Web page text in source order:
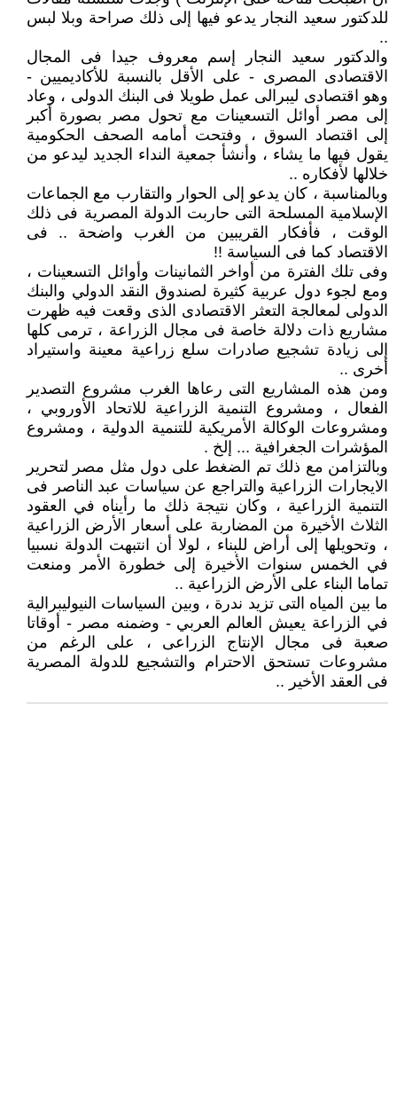
للدكتور سعيد النجار يدعو فيها إلى ذلك صراحة وبلا لبس
..
والدكتور سعيد النجار إسم معروف جيدا فى المجال
الاقتصادى المصرى - على الأقل بالنسبة للأكاديميين -
وهو اقتصادى ليبرالى عمل طويلا فى البنك الدولى ، وعاد
إلى مصر أوائل التسعينات مع تحول مصر بصورة أكبر
إلى اقتصاد السوق ، وفتحت أمامه الصحف الحكومية
يقول فيها ما يشاء ، وأنشأ جمعية النداء الجديد ليدعو من
خلالها لأفكاره ..
وبالمناسبة ، كان يدعو إلى الحوار والتقارب مع الجماعات
الإسلامية المسلحة التى حاربت الدولة المصرية فى ذلك
الوقت ، فأفكار القريبين من الغرب واضحة .. فى
الاقتصاد كما فى السياسة !!
وفى تلك الفترة من أواخر الثمانينات وأوائل التسعينات ،
ومع لجوء دول عربية كثيرة لصندوق النقد الدولي والبنك
الدولى لمعالجة التعثر الاقتصادى الذى وقعت فيه ظهرت
مشاريع ذات دلالة خاصة فى مجال الزراعة ، ترمى كلها
إلى زيادة تشجيع صادرات سلع زراعية معينة واستيراد
أخرى ..
ومن هذه المشاريع التى رعاها الغرب مشروع التصدير
الفعال ، ومشروع التنمية الزراعية للاتحاد الأوروبي ،
ومشروعات الوكالة الأمريكية للتنمية الدولية ، ومشروع
المؤشرات الجغرافية ... إلخ .
وبالتزامن مع ذلك تم الضغط على دول مثل مصر لتحرير
الايجارات الزراعية والتراجع عن سياسات عبد الناصر فى
التنمية الزراعية ، وكان نتيجة ذلك ما رأيناه في العقود
الثلاث الأخيرة من المضاربة على أسعار الأرض الزراعية
، وتحويلها إلى أراض للبناء ، لولا أن انتبهت الدولة نسبيا
في الخمس سنوات الأخيرة إلى خطورة الأمر ومنعت
تماما البناء على الأرض الزراعية ..
ما بين المياه التى تزيد ندرة ، وبين السياسات النيوليبرالية
في الزراعة يعيش العالم العربي - وضمنه مصر - أوقاتا
صعبة فى مجال الإنتاج الزراعى ، على الرغم من
مشروعات تستحق الاحترام والتشجيع للدولة المصرية
فى العقد الأخير ..